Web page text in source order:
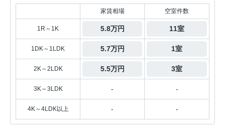
家賃相場 空室件数
1R～1K 5.8万円 11室
1DK～1LDK 5.7万円 1室
2K～2LDK 5.5万円 3室
3K～3LDK - -
4K～4LDK以上 - -